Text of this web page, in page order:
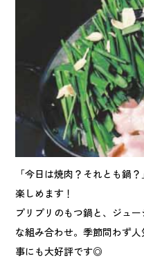
「今日は焼肉？それとも鍋
楽しめます！
プリプリのもつ鍋と、ジュ
な組み合わせ。季節問わず
事にも大好評です◎